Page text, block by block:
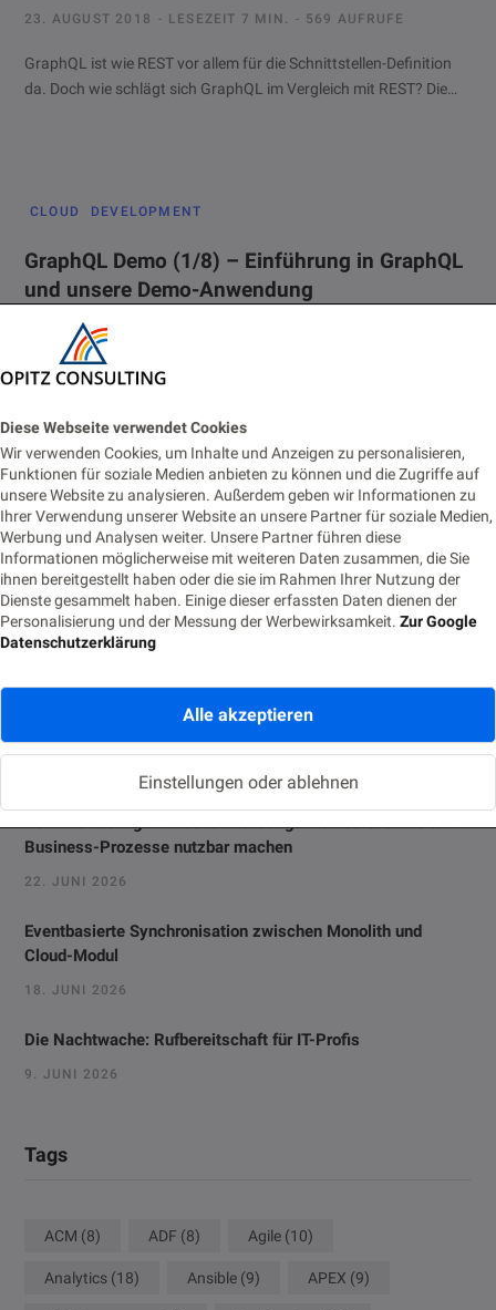
Diese Webseite verwendet Cookies
Wir verwenden Cookies, um Inhalte und Anzeigen zu personalisieren,
Funktionen für soziale Medien anbieten zu können und die Zugriffe auf
unsere Website zu analysieren. Außerdem geben wir Informationen zu
Ihrer Verwendung unserer Website an unsere Partner für soziale Medien,
Werbung und Analysen weiter. Unsere Partner führen diese
Informationen möglicherweise mit weiteren Daten zusammen, die Sie
ihnen bereitgestellt haben oder die sie im Rahmen Ihrer Nutzung der
Dienste gesammelt haben. Einige dieser erfassten Daten dienen der
Personalisierung und der Messung der Werbewirksamkeit. Zur Google
Datenschutzerklärung
Alle akzeptieren
Einstellungen oder ablehnen
23. AUGUST 2018 LESEZEIT 7 MIN. 569 AUFRUFE
GraphQL ist wie REST vor allem für die Schnittstellen-Definition
da. Doch wie schlägt sich GraphQL im Vergleich mit REST? Die…
CLOUD DEVELOPMENT
GraphQL Demo (1/8) – Einführung in GraphQL
und unsere Demo-Anwendung
16. AUGUST 2018
Zunächst kurz zu uns: Wir, Phillip Fehrmann und Manuel Styrsky
Opitz…
Neue Beiträge
Oracle Forms 14: New Features Every Forms Developer
Should Know
Vom Monitoring zur Fachanwendung: Prometheus-Alerts für
Business-Prozesse nutzbar machen
22. JUNI 2026
Eventbasierte Synchronisation zwischen Monolith und
Cloud-Modul
18. JUNI 2026
Die Nachtwache: Rufbereitschaft für IT-Profis
9. JUNI 2026
Tags
ACM (8) ADF (8) Agile (10)
Analytics (18) Ansible (9) APEX (9)